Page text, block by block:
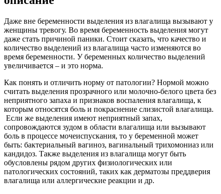
Даже вне беременности выделения из влагалища вызывают у
женщины тревогу. Во время беременность выделения могут
даже стать причиной паники. Стоит сказать, что качество и
количество выделений из влагалища часто изменяются во
время беременности. У беременных количество выделений
увеличивается – и это норма.
Как понять и отличить норму от патологии? Нормой можно
считать выделения прозрачного или молочно-белого цвета без
неприятного запаха и признаков воспаления влагалища, к
которым относятся боль и покраснение слизистой влагалища.
Если же выделения имеют неприятный запах,
сопровождаются зудом в области влагалища или вызывают
боль в процессе мочеиспускания, то у беременной может
быть: бактериальный вагиноз, вагинальный трихомониаз или
кандидоз. Также выделения из влагалища могут быть
обусловлены рядом других физиологических или
патологических состояний, таких как дерматозы преддверия
влагалища или аллергические реакции и др.